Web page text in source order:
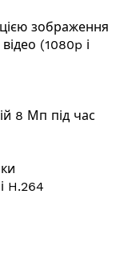
зображення
(1080p і
8 Мп під час
H.264